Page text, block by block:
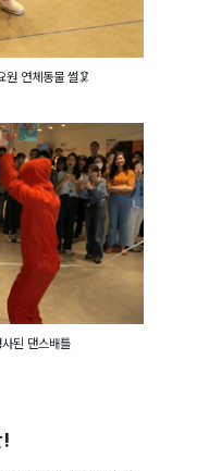
원 연체동물 썰🦑
된 댄스배틀
!